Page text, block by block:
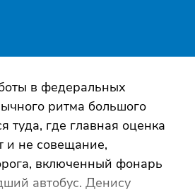
в федеральных
ритма большого
туда, где главная оценка
и не совещание,
включенный фонарь
автобус. Денису